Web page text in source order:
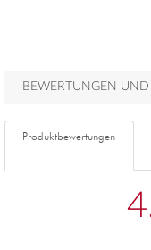
BEWERTUNGEN
Produktbewertungen